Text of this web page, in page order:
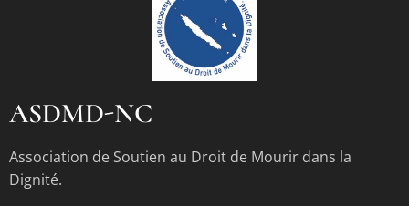
ASDMD-NC
Association de Soutien au Droit de Mourir dans la
Dignité.